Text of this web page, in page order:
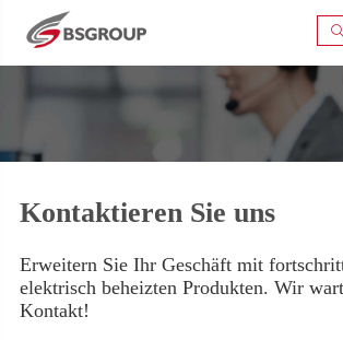

Kontaktieren Sie uns
Erweitern Sie Ihr Geschäft mit
elektrisch beheizten Produkten. Wir
Kontakt!